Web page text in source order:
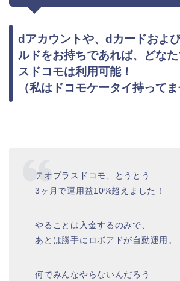
dアカウントや、dカードおよ
ルドをお持ちであれば、どな
スドコモは利用可能！
（私はドコモケータイ持ってま
テオプラスドコモ、とうとう
3ヶ月で運用益10%超えました！
やることは入金するのみで、
あとは勝手にロボアドが自動運用。
何でみんなやらないんだろう